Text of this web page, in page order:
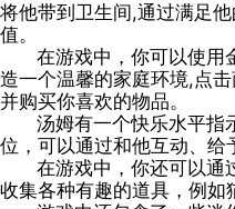
将他带到卫生间,通过满足
值。
在游戏中，你可以使用
造一个温馨的家庭环境,点
并购买你喜欢的物品。
汤姆有一个快乐水平指
位，可以通过和他互动、给
在游戏中，你还可以通
收集各种有趣的道具，例如